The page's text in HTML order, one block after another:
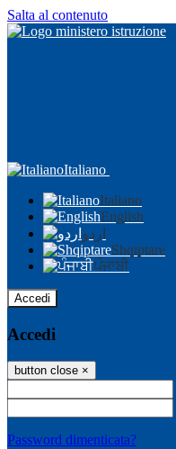
Salta al contenuto
Italiano
Italiano
English
اردو
Shqiptare
ਪੰਜਾਬੀ
Accedi
Accedi
button close ×
Password dimenticata?